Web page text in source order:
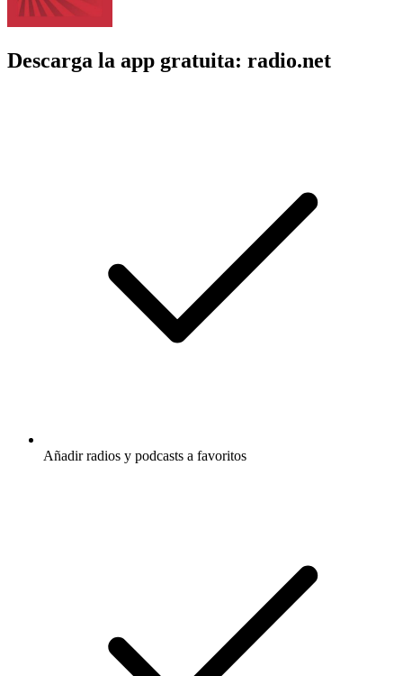
Descarga la app gratuita: radio.net
Añadir radios y podcasts a favoritos